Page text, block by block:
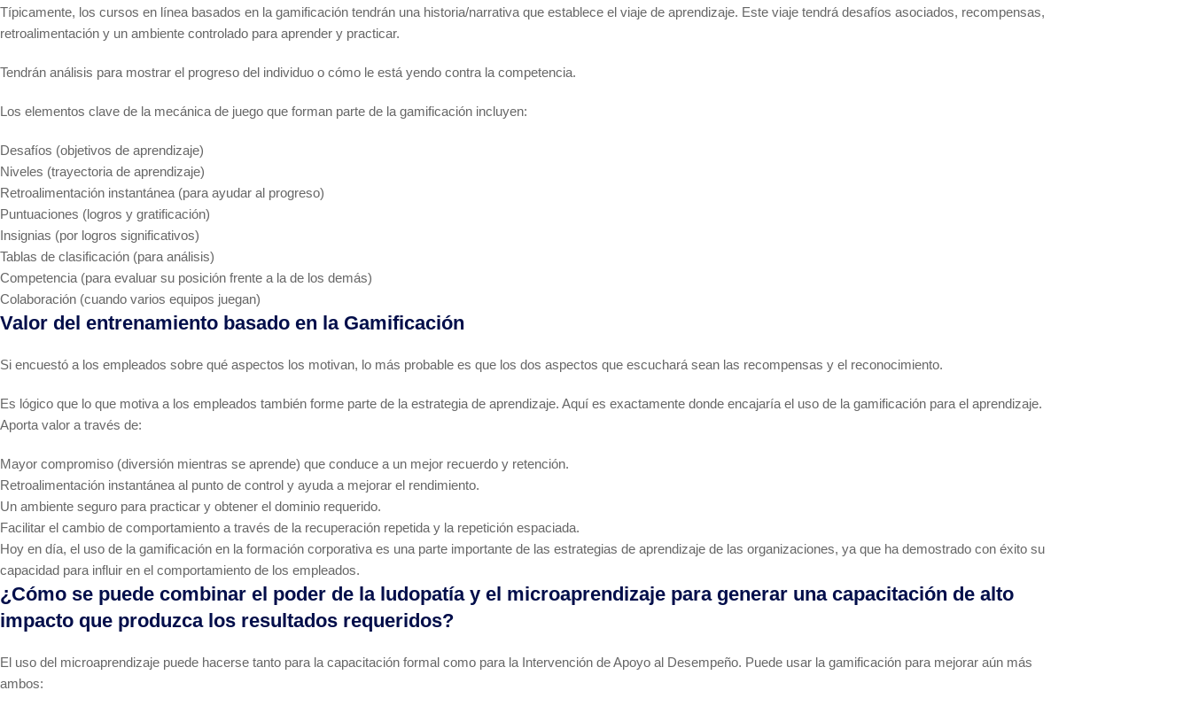
Típicamente, los cursos en línea basados en la gamificación tendrán una historia/narrativa que establece el viaje de aprendizaje. Este viaje tendrá desafíos asociados, recompensas,
retroalimentación y un ambiente controlado para aprender y practicar.
Tendrán análisis para mostrar el progreso del individuo o cómo le está yendo contra la competencia.
Los elementos clave de la mecánica de juego que forman parte de la gamificación incluyen:
Desafíos (objetivos de aprendizaje)
Niveles (trayectoria de aprendizaje)
Retroalimentación instantánea (para ayudar al progreso)
Puntuaciones (logros y gratificación)
Insignias (por logros significativos)
Tablas de clasificación (para análisis)
Competencia (para evaluar su posición frente a la de los demás)
Colaboración (cuando varios equipos juegan)
Valor del entrenamiento basado en la Gamificación
Si encuestó a los empleados sobre qué aspectos los motivan, lo más probable es que los dos aspectos que escuchará sean las recompensas y el reconocimiento.
Es lógico que lo que motiva a los empleados también forme parte de la estrategia de aprendizaje. Aquí es exactamente donde encajaría el uso de la gamificación para el aprendizaje.
Aporta valor a través de:
Mayor compromiso (diversión mientras se aprende) que conduce a un mejor recuerdo y retención.
Retroalimentación instantánea al punto de control y ayuda a mejorar el rendimiento.
Un ambiente seguro para practicar y obtener el dominio requerido.
Facilitar el cambio de comportamiento a través de la recuperación repetida y la repetición espaciada.
Hoy en día, el uso de la gamificación en la formación corporativa es una parte importante de las estrategias de aprendizaje de las organizaciones, ya que ha demostrado con éxito su
capacidad para influir en el comportamiento de los empleados.
¿Cómo se puede combinar el poder de la ludopatía y el microaprendizaje para generar una capacitación de alto
impacto que produzca los resultados requeridos?
El uso del microaprendizaje puede hacerse tanto para la capacitación formal como para la Intervención de Apoyo al Desempeño. Puede usar la gamificación para mejorar aún más
ambos: